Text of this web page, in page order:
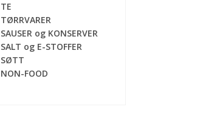
TE
TØRRVARER
SAUSER og KONSERVER
SALT og E-STOFFER
SØTT
NON-FOOD